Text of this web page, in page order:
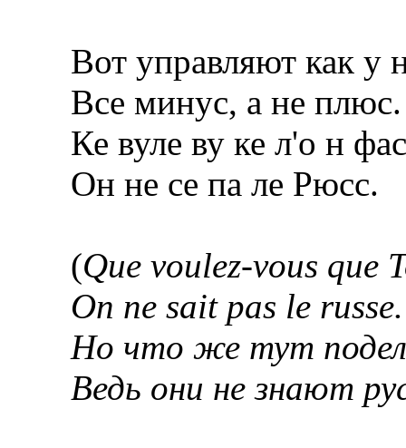
Вот управляют как у
Все минус, а не плюс.
Ке вуле ву ке л'о н
Он не се па ле Рюсс.
(Que voulez-vous que
On ne sait pas le russe.
Но что же тут
Ведь они не знают